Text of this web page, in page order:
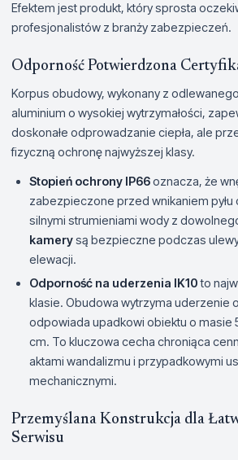
Efektem jest produkt, który sprosta
profesjonalistów z branży zabezpieczeń.
Odporność Potwierdzona
Korpus obudowy, wykonany z
aluminium o wysokiej wytrzymałości,
doskonałe odprowadzanie ciepła, ale
fizyczną ochronę najwyższej klasy.
Stopień ochrony IP66oznacza, że
zabezpieczone przed wnikaniem
silnymi strumieniami wody z
kamerysą bezpieczne podczas
elewacji.
Odporność na uderzenia IK10to
klasie. Obudowa wytrzyma uderzenie
odpowiada upadkowi obiektu o masie
cm. To kluczowa cecha chroniąca
aktami wandalizmu i przypadkowymi
mechanicznymi.
Przemyślana Konstrukcja dla
Serwisu